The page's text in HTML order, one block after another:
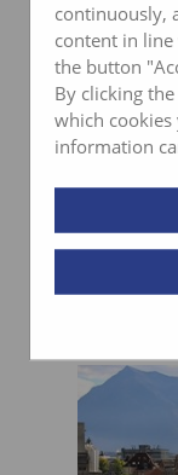
continuously,
content in
the button
By clicking
which
information